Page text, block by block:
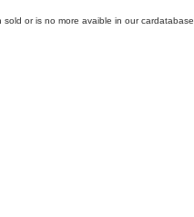
or is no more avaible in our cardatabase.